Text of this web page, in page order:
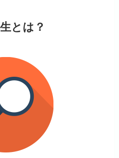
とは？